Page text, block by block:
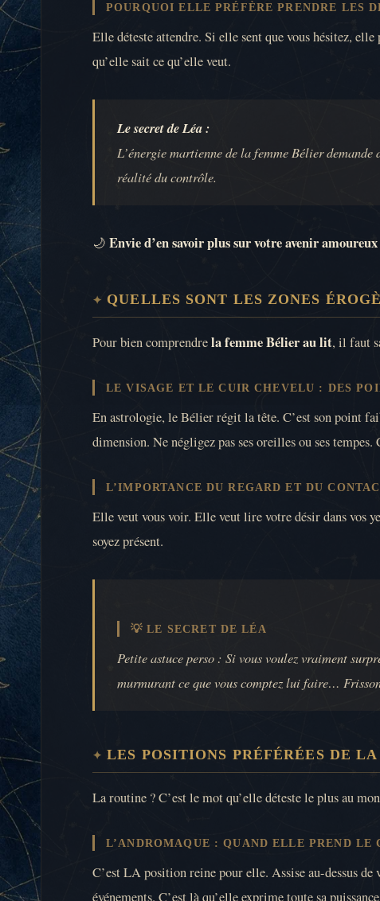
POURQUOI ELLE PRÉFÈRE PRENDRE LES
Elle déteste attendre. Si elle sent que vous hésitez,
qu’elle sait ce qu’elle veut.
Le secret de Léa :
L’énergie martienne de la femme Bélier
réalité du contrôle.
🌙 Envie d’en savoir plus sur votre avenir
QUELLES SONT LES ZONES
Pour bien comprendrela femme Bélier au lit, il faut
LE VISAGE ET LE CUIR CHEVELU : DES
En astrologie, le Bélier régit la tête. C’est son point
dimension. Ne négligez pas ses oreilles ou ses
L’IMPORTANCE DU REGARD ET DU
Elle veut vous voir. Elle veut lire votre désir dans vos
soyez présent.
💡 LE SECRET DE LÉA
Petite astuce perso : Si vous voulez vraiment
murmurant ce que vous comptez lui faire…
LES POSITIONS PRÉFÉRÉES DE
La routine ? C’est le mot qu’elle déteste le plus au
L’ANDROMAQUE : QUAND ELLE PREND LE
C’est LA position reine pour elle. Assise au-dessus
événements. C’est là qu’elle exprime toute sa